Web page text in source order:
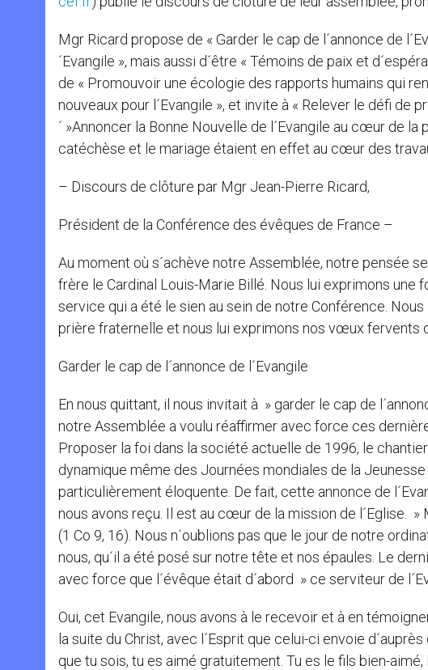
Mgr Ricard propose de « Garder le cap de l´annonce de
´Evangile », mais aussi d´être « Témoins de paix et
de « Promouvoir une écologie des rapports humains qui
nouveaux pour l´Evangile », et invite à « Relever le défi de
´ »Annoncer la Bonne Nouvelle de l´Evangile au cœur de
catéchèse et le mariage étaient en effet au cœur des
– Discours de clôture par Mgr Jean-Pierre Ricard,
Président de la Conférence des évêques de France –
Au moment où s´achève notre Assemblée, notre pensée
frère le Cardinal Louis-Marie Billé. Nous lui exprimons
service qui a été le sien au sein de notre Conférence.
prière fraternelle et nous lui exprimons nos vœux fervents
Garder le cap de l´annonce de l´Evangile
En nous quittant, il nous invitait à » garder le cap de
notre Assemblée a voulu réaffirmer avec force ces
Proposer la foi dans la société actuelle de 1996, le
dynamique même des Journées mondiales de la
particulièrement éloquente. De fait, cette annonce de
nous avons reçu. Il est au cœur de la mission de l´Eglise. »
(1 Co 9, 16). Nous n´oublions pas que le jour de notre
nous, qu´il a été posé sur notre tête et nos épaules. Le
avec force que l´évêque était d´abord » ce serviteur de
Oui, cet Evangile, nous avons à le recevoir et à en
la suite du Christ, avec l´Esprit que celui-ci envoie
que tu sois, tu es aimé gratuitement. Tu es le fils bien-